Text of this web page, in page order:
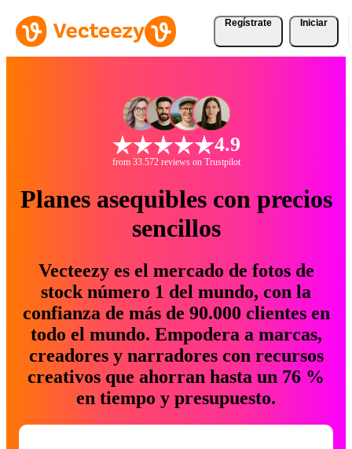
Regístrate Iniciar
4.9
from 33.572 reviews on Trustpilot
Planes asequibles con precios
sencillos
Vecteezy es el mercado de fotos de
stock número 1 del mundo, con la
confianza de más de 90.000 clientes en
todo el mundo. Empodera a marcas,
creadores y narradores con recursos
creativos que ahorran hasta un 76 %
en tiempo y presupuesto.